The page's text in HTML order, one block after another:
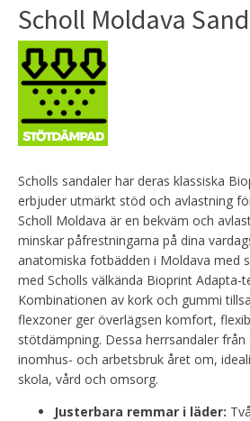
Scholl Moldava
Scholls sandaler har deras klassiska
erbjuder utmärkt stöd och avlastning
Scholl Moldava är en bekväm och
minskar påfrestningarna på dina
anatomiska fotbädden i Moldava med
med Scholls välkända Bioprint Adapta-
Kombinationen av kork och gummi
flexzoner ger överlägsen komfort,
stötdämpning. Dessa herrsandaler
inomhus- och arbetsbruk året om,
skola, vård och omsorg.
Justerbara remmar i läder: